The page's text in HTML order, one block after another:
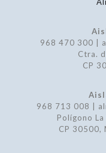
968 470 300 |
Ctra.
CP
968 713 008 |
Polígono
CP 30500,